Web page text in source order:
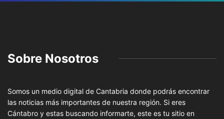
Sobre Nosotros
Somos un medio digital de Cantabria donde podrás encontrar
las noticias más importantes de nuestra región. Si eres
Cántabro y estas buscando informarte, este es tu sitio en